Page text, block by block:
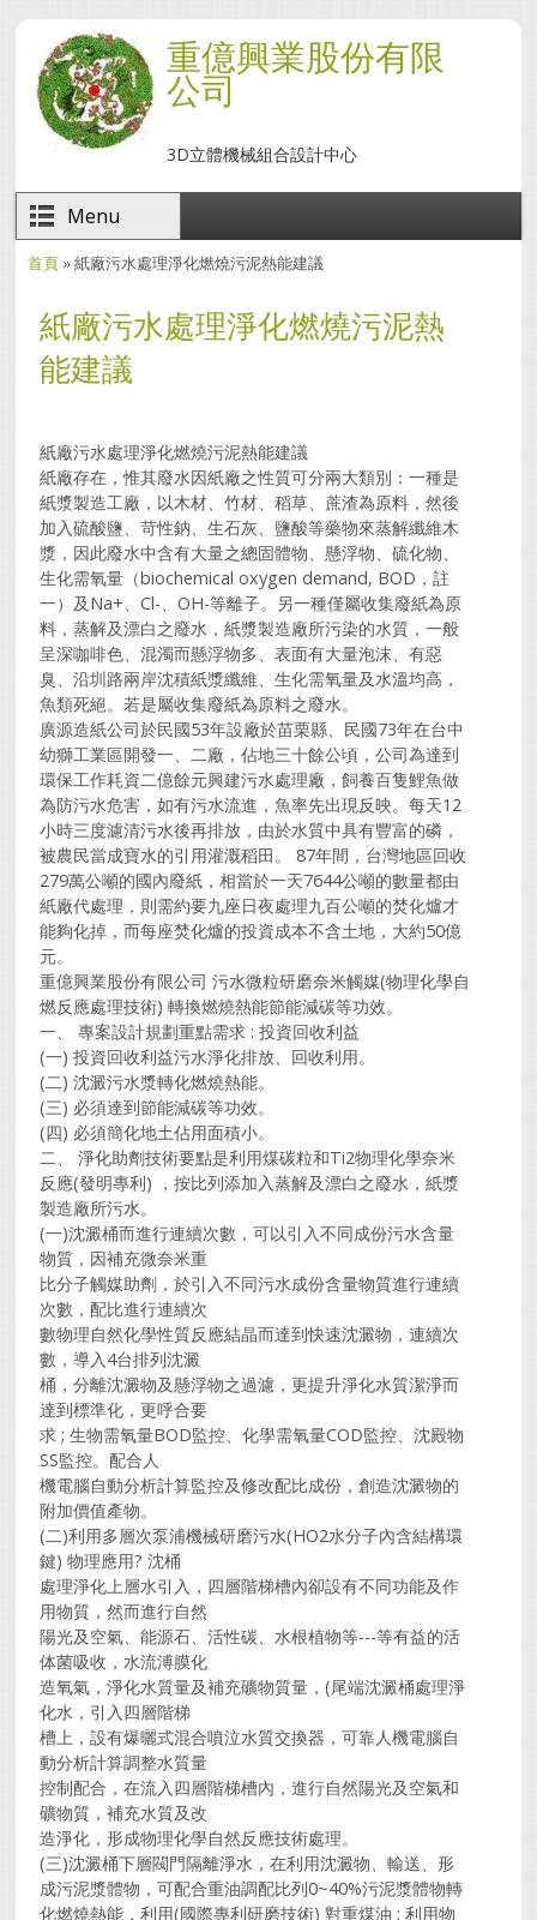
移至主內容 重億興業股份有限
公司
3D立體機械組合設計中心
Menu
首頁 » 紙廠污水處理淨化燃燒污泥熱能建議
紙廠污水處理淨化燃燒污泥熱
能建議
紙廠污水處理淨化燃燒污泥熱能建議
紙廠存在，惟其廢水因紙廠之性質可分兩大類別：一種是
紙漿製造工廠，以木材、竹材、稻草、蔗渣為原料，然後
加入硫酸鹽、苛性鈉、生石灰、鹽酸等藥物來蒸解纖維木
漿，因此廢水中含有大量之總固體物、懸浮物、硫化物、
生化需氧量（biochemical oxygen demand, BOD，註
一）及Na+、Cl-、OH-等離子。另一種僅屬收集廢紙為原
料，蒸解及漂白之廢水，紙漿製造廠所污染的水質，一般
呈深咖啡色、混濁而懸浮物多、表面有大量泡沫、有惡
臭、沿圳路兩岸沈積紙漿纖維、生化需氧量及水溫均高，
魚類死絕。若是屬收集廢紙為原料之廢水。
廣源造紙公司於民國53年設廠於苗栗縣、民國73年在台中
幼獅工業區開發一、二廠，佔地三十餘公頃，公司為達到
環保工作耗資二億餘元興建污水處理廠，飼養百隻鯉魚做
為防污水危害，如有污水流進，魚率先出現反映。每天12
小時三度濾清污水後再排放，由於水質中具有豐富的磷，
被農民當成寶水的引用灌溉稻田。 87年間，台灣地區回收
279萬公噸的國內廢紙，相當於一天7644公噸的數量都由
紙廠代處理，則需約要九座日夜處理九百公噸的焚化爐才
能夠化掉，而每座焚化爐的投資成本不含土地，大約50億
元。
重億興業股份有限公司 污水微粒研磨奈米觸媒(物理化學自
燃反應處理技術) 轉換燃燒熱能節能減碳等功效。
一、 專案設計規劃重點需求 : 投資回收利益
(一) 投資回收利益污水淨化排放、回收利用。
(二) 沈澱污水漿轉化燃燒熱能。
(三) 必須達到節能減碳等功效。
(四) 必須簡化地土佔用面積小。
二、 淨化助劑技術要點是利用煤碳粒和Ti2物理化學奈米
反應(發明專利) ，按比列添加入蒸解及漂白之廢水，紙漿
製造廠所污水。
(一)沈澱桶而進行連續次數，可以引入不同成份污水含量
物質，因補充微奈米重
比分子觸媒助劑，於引入不同污水成份含量物質進行連續
次數，配比進行連續次
數物理自然化學性質反應結晶而達到快速沈澱物，連續次
數，導入4台排列沈澱
桶，分離沈澱物及懸浮物之過濾，更提升淨化水質潔淨而
達到標準化，更呼合要
求 ; 生物需氧量BOD監控、化學需氧量COD監控、沈殿物
SS監控。配合人
機電腦自動分析計算監控及修改配比成份，創造沈澱物的
附加價值產物。
(二)利用多層次泵浦機械研磨污水(HO2水分子內含結構環
鍵) 物理應用? 沈桶
處理淨化上層水引入，四層階梯槽內卻設有不同功能及作
用物質，然而進行自然
陽光及空氣、能源石、活性碳、水根植物等---等有益的活
体菌吸收，水流溥膜化
造氧氣，淨化水質量及補充礦物質量，(尾端沈澱桶處理淨
化水，引入四層階梯
槽上，設有爆曬式混合噴泣水質交換器，可靠人機電腦自
動分析計算調整水質量
控制配合，在流入四層階梯槽內，進行自然陽光及空氣和
礦物質，補充水質及改
造淨化，形成物理化學自然反應技術處理。
(三)沈澱桶下層閥門隔離淨水，在利用沈澱物、輸送、形
成污泥漿體物，可配合重油調配比列0~40%污泥漿體物轉
化燃燒熱能，利用(國際專利研磨技術) 對重煤油 : 利用物